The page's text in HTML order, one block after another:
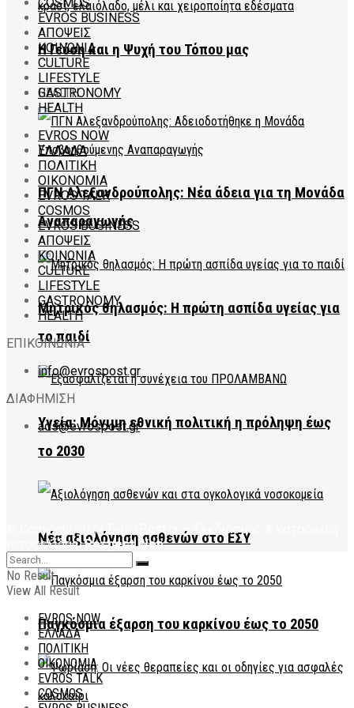
Η Γεύση και η Ψυχή του Τόπου μας
HEALTH
ΠΓΝ Αλεξανδρούπολης: Νέα άδεια για τη Μονάδα
Αναπαραγωγής
Μητρικός θηλασμός: Η πρώτη ασπίδα υγείας για
το παιδί
Υγεία: Μόνιμη εθνική πολιτική η πρόληψη έως
το 2030
Νέα αξιολόγηση ασθενών στο ΕΣΥ
Παγκόσμια έξαρση του καρκίνου έως το 2050
EVROS BUSINESS
ΑΠΟΨΕΙΣ
ΚΟΙΝΩΝΙΑ
CULTURE
LIFESTYLE
GASTRONOMY
HEALTH
EVROS NOW
ΕΛΛΑΔΑ
ΠΟΛΙΤΙΚΗ
ΟΙΚΟΝΟΜΙΑ
EVROS TALK
COSMOS
EVROS BUSINESS
ΑΠΟΨΕΙΣ
ΚΟΙΝΩΝΙΑ
CULTURE
LIFESTYLE
GASTRONOMY
HEALTH
ΕΠΙΚΟΙΝΩΝΙΑ
info@evrospost.gr
ΔΙΑΦΗΜΙΣΗ
ads@evrospost.gr
© Copyright 2022 EvrosPost.gr – Σχεδιασμός & κατασκεύη
ιστοσελίδας:Respect Web
No Result
View All Result
EVROS NOW
ΕΛΛΑΔΑ
ΠΟΛΙΤΙΚΗ
ΟΙΚΟΝΟΜΙΑ
EVROS TALK
COSMOS